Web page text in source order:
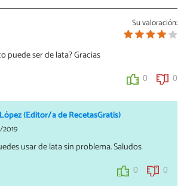
Su valoración:
puede ser de lata? Gracias
0 0
(Editor/a de RecetasGratis)
2019
usar de lata sin problema. Saludos
0 0